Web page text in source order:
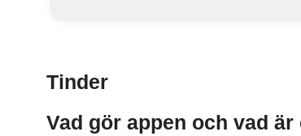
Tinder
Vad gör appen och vad